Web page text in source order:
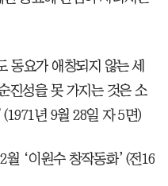
동요가 애창되지 않는 세
진성을 못 가지는 것은 소
년 9월 28일 자 5면)
월 ‘이원수 창작동화’(전16